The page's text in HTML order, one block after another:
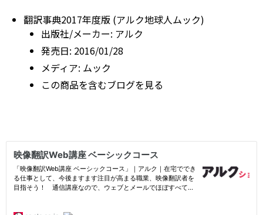
翻訳事典2017年度版 (アルク地球人ムック)
出版社/メーカー: アルク
発売日: 2016/01/28
メディア: ムック
この商品を含むブログを見る